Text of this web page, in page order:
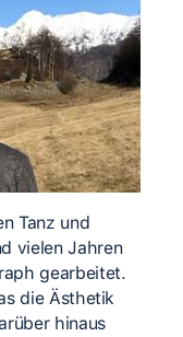
Tanz und
vielen Jahren
gearbeitet.
die Ästhetik
hinaus